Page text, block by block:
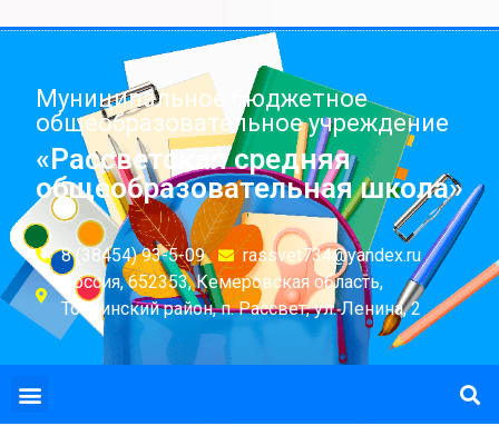
Муниципальное бюджетное
общеобразовательное учреждение
«Рассветская средняя
общеобразовательная школа»
8 (38454) 93-5-09
rassvet734@yandex.ru
Россия, 652353, Кемеровская область,
Топкинский район, п. Рассвет, ул. Ленина, 2